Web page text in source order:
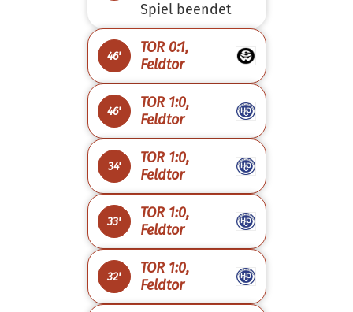
Spiel beendet
46'
TOR 0:1,
Feldtor
46'
TOR 1:0,
Feldtor
34'
TOR 1:0,
Feldtor
33'
TOR 1:0,
Feldtor
32'
TOR 1:0,
Feldtor